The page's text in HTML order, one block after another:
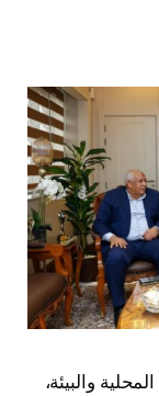
والبيئة،